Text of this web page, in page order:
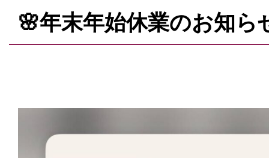
🌸年末年始休業のお知ら